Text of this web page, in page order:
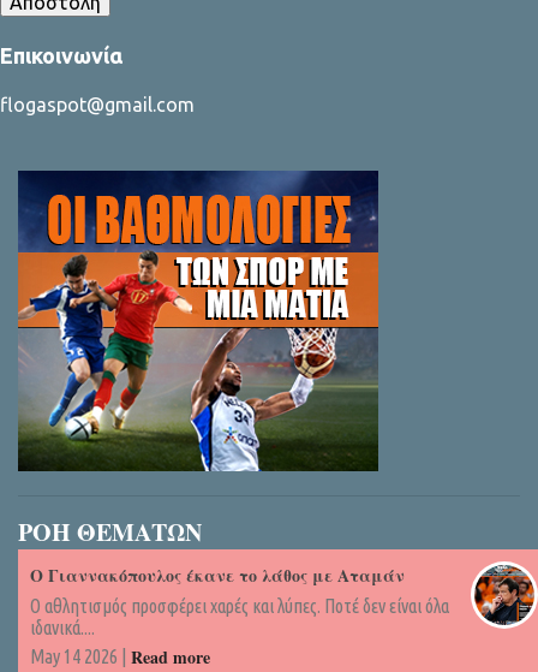
Επικοινωνία
flogaspot@gmail.com
ΡΟΗ ΘΕΜΑΤΩΝ
Ο Γιαννακόπουλος έκανε το λάθος με Αταμάν
Ο αθλητισμός προσφέρει χαρές και λύπες. Ποτέ δεν είναι όλα
ιδανικά....
May 14 2026 | Read more